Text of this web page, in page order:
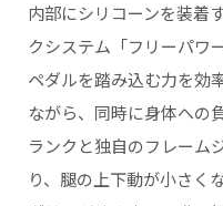
内部にシリコーンを装着
クシステム「フリーパワ
ペダルを踏み込む力を効
ながら、同時に身体への
ランクと独自のフレーム
り、腿の上下動が小さく